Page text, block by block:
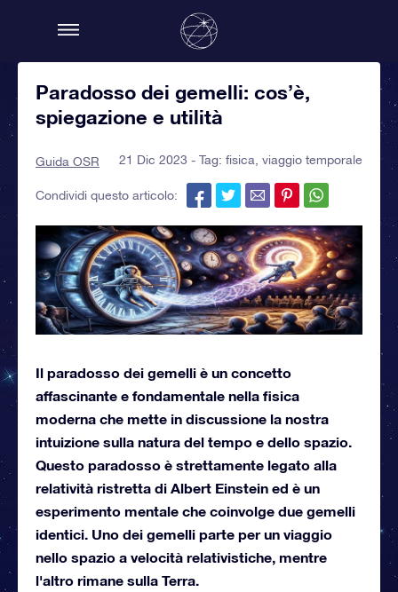
Paradosso dei gemelli: cos’è,
spiegazione e utilità
Guida OSR 21 Dic 2023 - Tag: fisica viaggio temporale
Condividi questo articolo:
Il paradosso dei gemelli è un concetto
affascinante e fondamentale nella fisica
moderna che mette in discussione la nostra
intuizione sulla natura del tempo e dello spazio.
Questo paradosso è strettamente legato alla
relatività ristretta di Albert Einstein ed è un
esperimento mentale che coinvolge due gemelli
identici. Uno dei gemelli parte per un viaggio
nello spazio a velocità relativistiche, mentre
l'altro rimane sulla Terra.